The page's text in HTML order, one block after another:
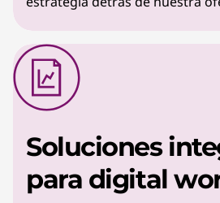
Soluciones
para digital